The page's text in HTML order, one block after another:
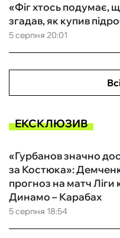
5 серпня 20:01
«Фіг хтось подумає,
згадав, як купив
ЕКСКЛЮЗИВ
5 серпня 18:54
«Гурбанов значно
за Костюка»:
прогноз на матч Ліги
Динамо – Карабах